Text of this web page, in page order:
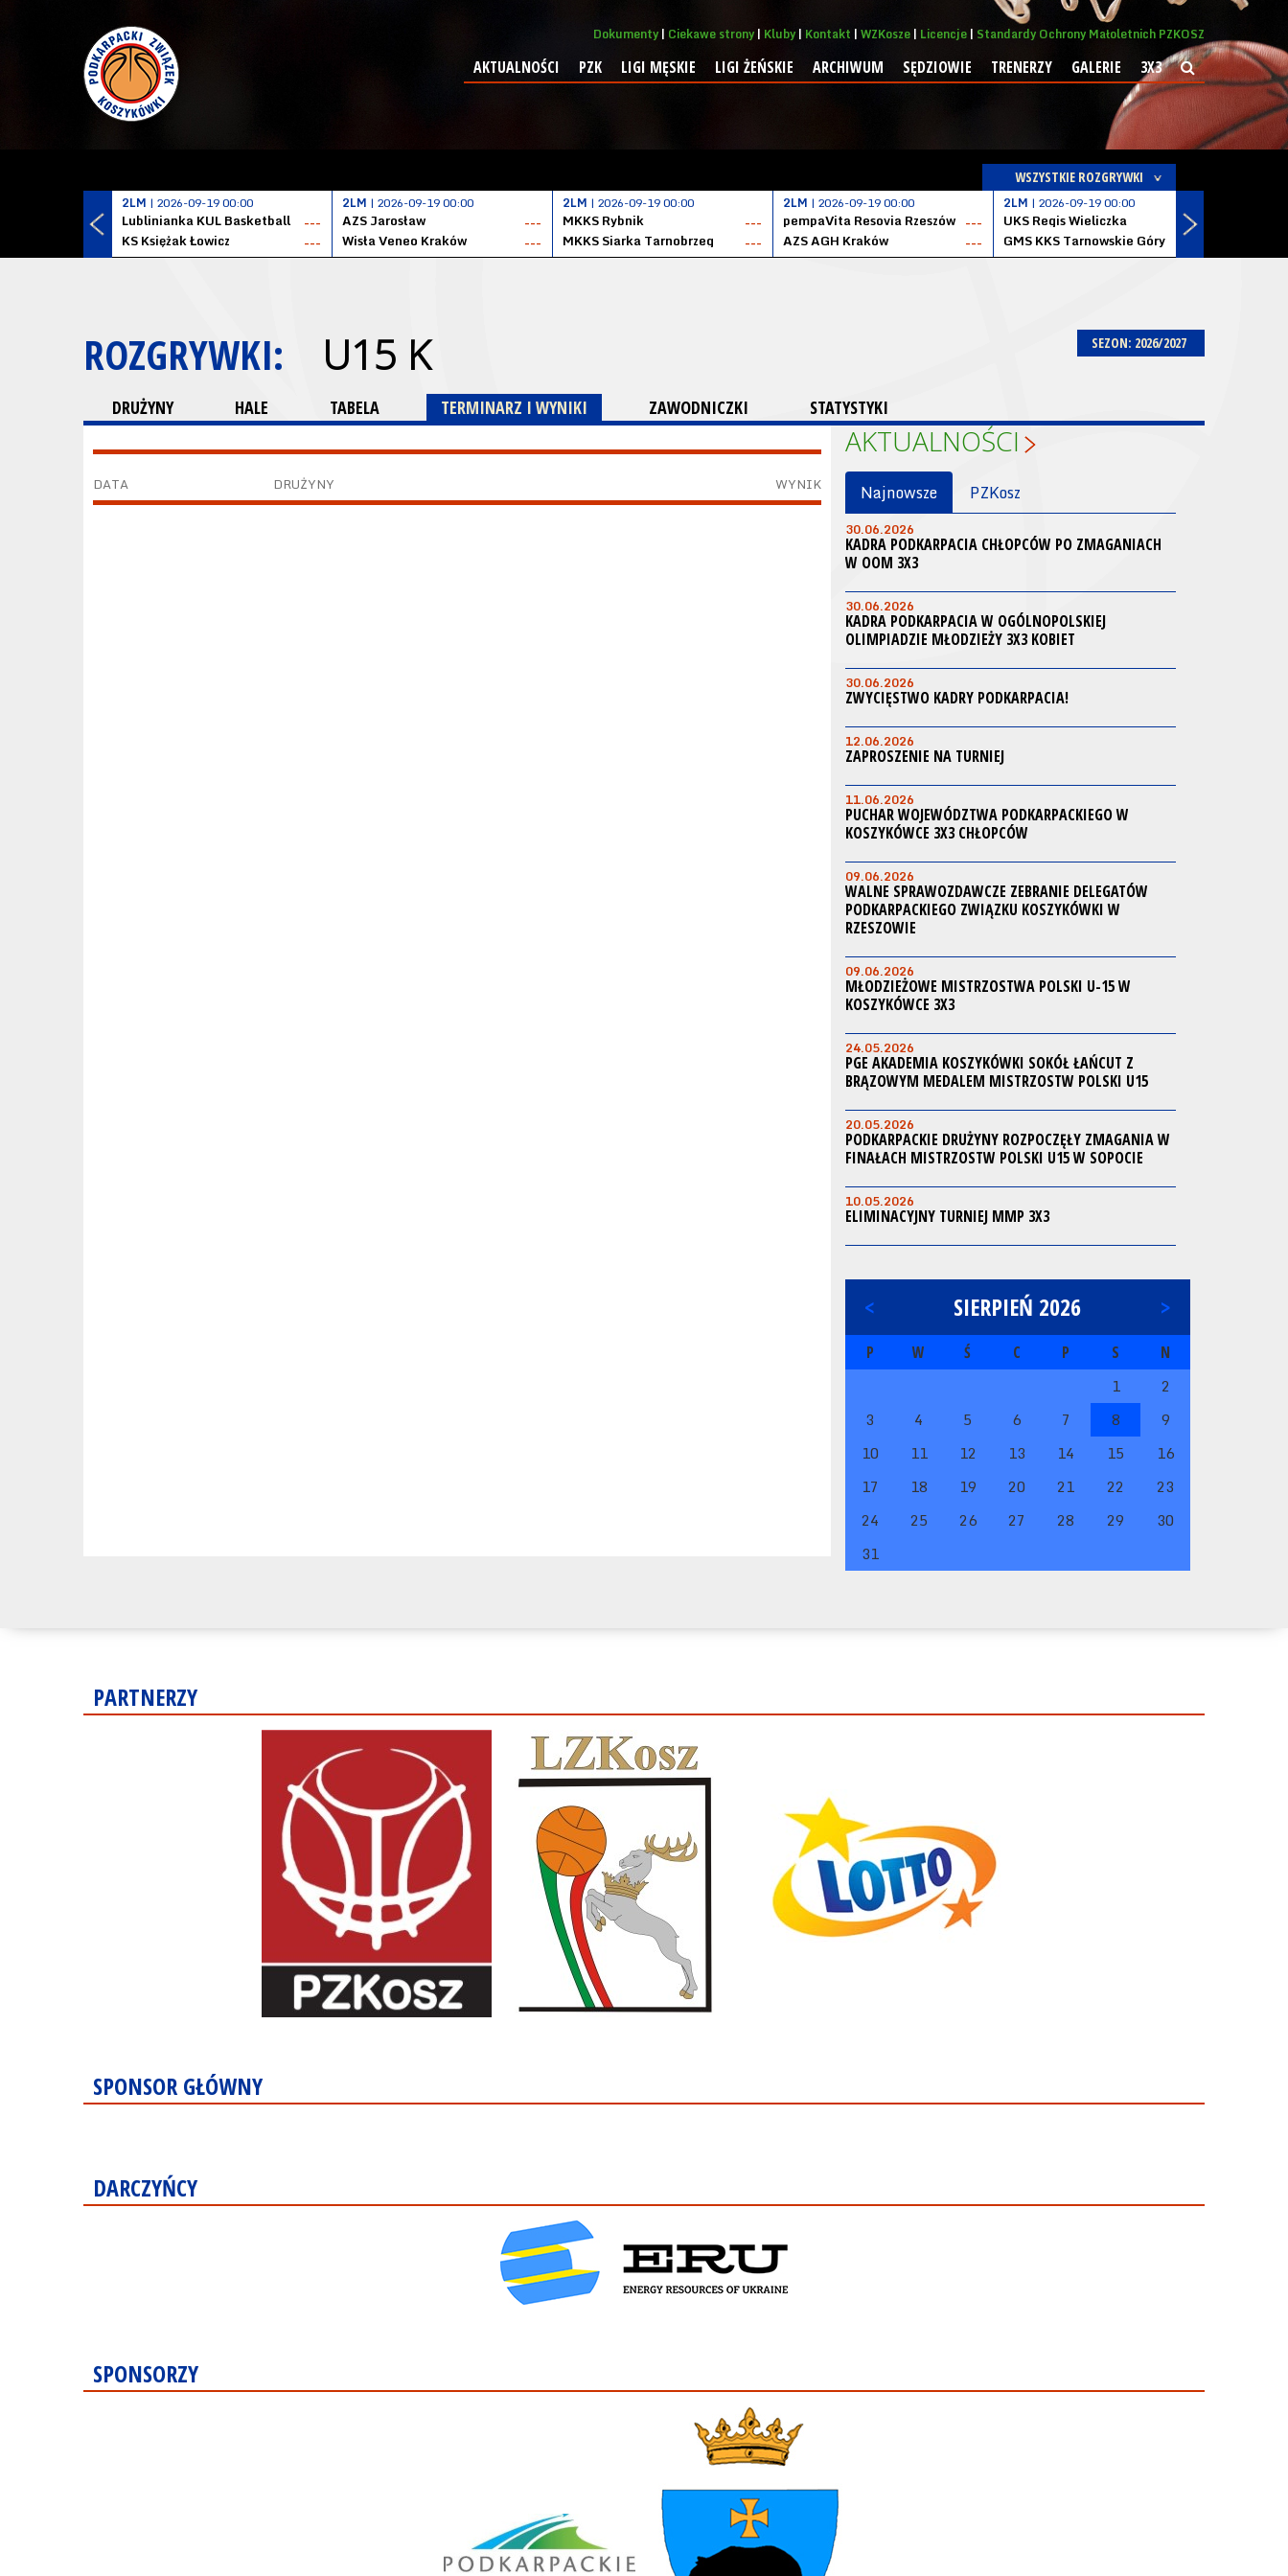
Dokumenty Ciekawe strony Kluby Kontakt WZKosze Licencje Standardy Ochrony Małoletnich PZKOSZ
AKTUALNOŚCI PZK LIGI MĘSKIE LIGI ŻEŃSKIE ARCHIWUM SĘDZIOWIE TRENERZY GALERIE 3X3
WSZYSTKIE ROZGRYWKI
2LM | 2026-09-19 00:00
Lublinianka KUL Basketball
---
KS Księżak Łowicz
---
2LM | 2026-09-19 00:00
AZS Jarosław
---
Wisła Veneo Kraków
---
2LM | 2026-09-19 00:00
MKKS Rybnik
---
MKKS Siarka Tarnobrzeg
---
2LM | 2026-09-19 00:00
pempaVita Resovia Rzeszów ---
AZS AGH Kraków
---
2LM | 2026-09-19 00:00
UKS Regis Wieliczka
---
GMS KKS Tarnowskie Góry
SEZON: 2026/2027
ROZGRYWKI: U15 K
DRUŻYNY HALE TABELA TERMINARZ I WYNIKI ZAWODNICZKI STATYSTYKI
DATA DRUŻYNY WYNIK
AKTUALNOŚCI
Najnowsze PZKosz
30.06.2026
KADRA PODKARPACIA CHŁOPCÓW PO ZMAGANIACH
W OOM 3X3
30.06.2026
KADRA PODKARPACIA W OGÓLNOPOLSKIEJ
OLIMPIADZIE MŁODZIEŻY 3X3 KOBIET
30.06.2026
ZWYCIĘSTWO KADRY PODKARPACIA!
12.06.2026
ZAPROSZENIE NA TURNIEJ
11.06.2026
PUCHAR WOJEWÓDZTWA PODKARPACKIEGO W
KOSZYKÓWCE 3X3 CHŁOPCÓW
09.06.2026
WALNE SPRAWOZDAWCZE ZEBRANIE DELEGATÓW
PODKARPACKIEGO ZWIĄZKU KOSZYKÓWKI W
RZESZOWIE
09.06.2026
MŁODZIEŻOWE MISTRZOSTWA POLSKI U-15 W
KOSZYKÓWCE 3X3
24.05.2026
PGE AKADEMIA KOSZYKÓWKI SOKÓŁ ŁAŃCUT Z
BRĄZOWYM MEDALEM MISTRZOSTW POLSKI U15
20.05.2026
PODKARPACKIE DRUŻYNY ROZPOCZĘŁY ZMAGANIA W
FINAŁACH MISTRZOSTW POLSKI U15 W SOPOCIE
10.05.2026
ELIMINACYJNY TURNIEJ MMP 3X3
< SIERPIEŃ 2026 >
P W Ś C P S N
1
2
3
4 5 6 7 8
9
10
11 12 13 14 15
16
17
18 19 20 21 22
23
24
25 26 27 28 29
30
31
PARTNERZY
SPONSOR GŁÓWNY
DARCZYŃCY
SPONSORZY